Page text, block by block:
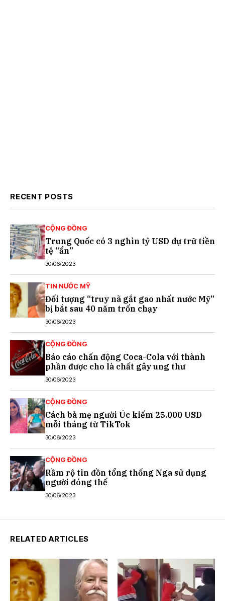
RECENT POSTS
CỘNG ĐỒNG
Trung Quốc có 3 nghìn tỷ USD dự trữ tiền
tệ “ẩn”
30/06/2023
TIN NƯỚC MỸ
Đối tượng “truy nã gắt gao nhất nước Mỹ”
bị bắt sau 40 năm trốn chạy
30/06/2023
CỘNG ĐỒNG
Báo cáo chấn động Coca-Cola với thành
phần được cho là chất gây ung thư
30/06/2023
CỘNG ĐỒNG
Cách bà mẹ người Úc kiếm 25.000 USD
mỗi tháng từ TikTok
30/06/2023
CỘNG ĐỒNG
Rầm rộ tin đồn tổng thống Nga sử dụng
người đóng thế
30/06/2023
RELATED ARTICLES